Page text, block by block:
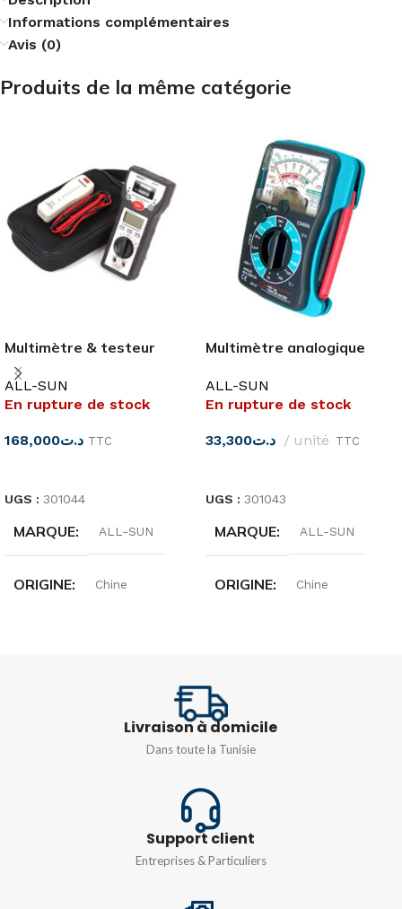
Informations complémentaires
Avis (0)
Produits de la même catégorie
Multimètre & testeur
réseau EM3641 ALL-SUN
ALL-SUN
En rupture de stock
د.ت168,000
TTC
UGS : 301044
MARQUE ALL-SUN
ORIGINE Chine
Multimètre analogique
ALL-SUN
En rupture de stock
د.ت33,300 unité TTC
UGS : 301043
MARQUE ALL-SUN
ORIGINE Chine
COURANT CC
RÉSISTANCE
Livraison à domicile
Dans toute la Tunisie
Support client
Entreprises & Particuliers